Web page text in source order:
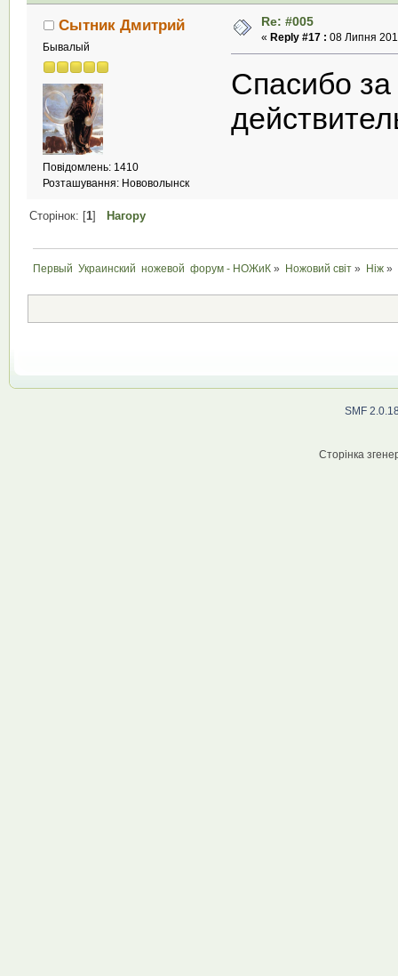
Сытник Дмитрий
Бывалый
Повідомлень: 1410
Розташування: Нововолынск
Re: #005
« Reply #17 : 08 Липня
Спасибо
Сторінок: [1] Нагору
Первый  Украинский  ножевой  форум - НОЖиК » Ножовий світ » Ніж »
SMF
Сторінка